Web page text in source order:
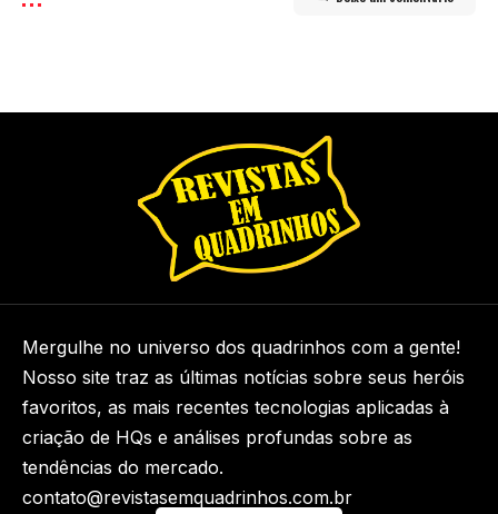
Mergulhe no universo dos quadrinhos com a gente!
Nosso site traz as últimas notícias sobre seus heróis
favoritos, as mais recentes tecnologias aplicadas à
criação de HQs e análises profundas sobre as
tendências do mercado.
contato@revistasemquadrinhos.com.br